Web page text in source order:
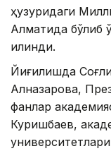
ҳузуридаги
Алматида бўлиб
қилинди.
Йиғилишда
Алназарова,
фанлар
Куришбаев,